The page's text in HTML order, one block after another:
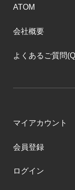
ATOM
会社概要
よくあるご質問
マイアカウント
会員登録
ログイン